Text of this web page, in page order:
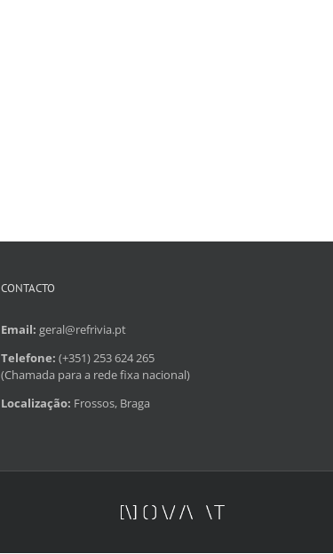
CONTACTO
Email: geral@refrivia.pt
Telefone: (+351) 253 624 265
(Chamada para a rede fixa nacional)
Localização: Frossos, Braga